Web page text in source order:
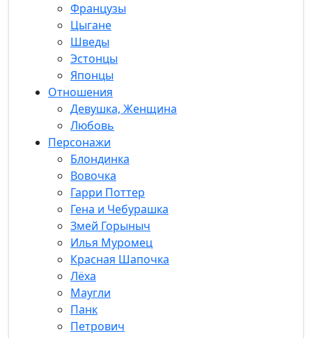
Французы
Цыгане
Шведы
Эстонцы
Японцы
Отношения
Девушка, Женщина
Любовь
Персонажи
Блондинка
Вовочка
Гарри Поттер
Гена и Чебурашка
Змей Горыныч
Илья Муромец
Красная Шапочка
Лёха
Маугли
Панк
Петрович